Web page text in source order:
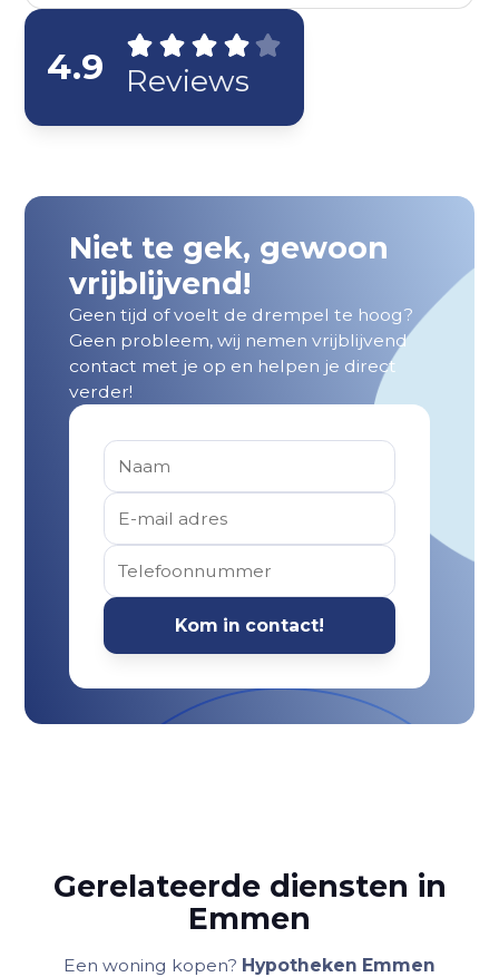
4.9 Reviews
Niet te gek, gewoon
vrijblijvend!
Geen tijd of voelt de drempel te hoog?
Geen probleem, wij nemen vrijblijvend
contact met je op en helpen je direct
verder!
Gerelateerde diensten in
Emmen
Een woning kopen? Hypotheken Emmen